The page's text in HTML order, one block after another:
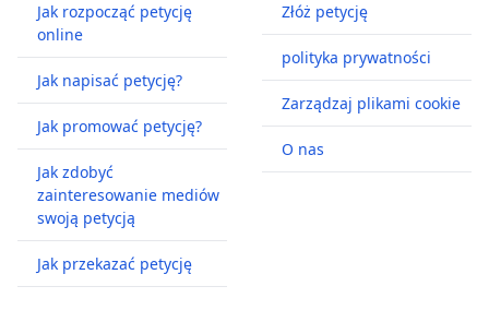
Jak rozpocząć petycję
online
Jak napisać petycję?
Jak promować petycję?
Jak zdobyć
zainteresowanie mediów
swoją petycją
Jak przekazać petycję
Złóż petycję
polityka prywatności
Zarządzaj plikami cookie
O nas